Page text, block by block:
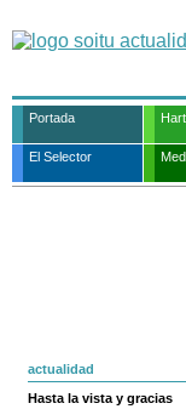
Portada
El Selector
actualidad
Hasta la vista y gracias